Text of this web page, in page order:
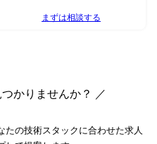
幅がきくし、おもしろそうなイ
を楽しめる！（30代男性） ・開
ことを提案・提供でき、前よりお
入支援業務に携わっていただき
通貫した開発を担っていただくこ
まずは相談する
かりませんか？ ／
たの技術スタックに合わせた求人